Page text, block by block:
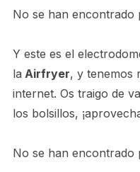
No se han encontrado
Y este es el
la Airfryer, y tenemos
internet. Os traigo de
los bolsillos,
No se han encontrado